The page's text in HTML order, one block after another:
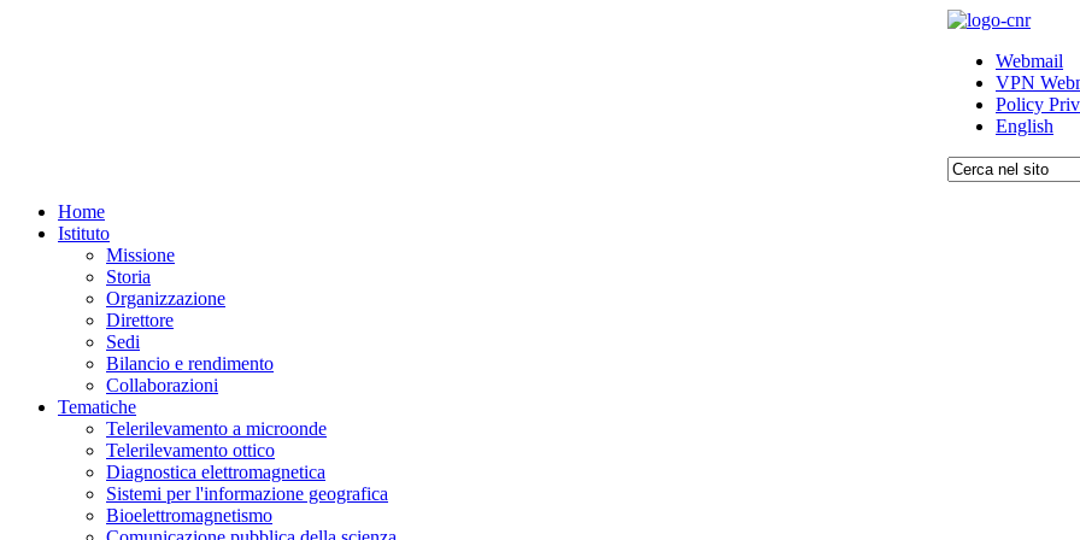
Webmail
VPN
Policy
English
Home
Istituto
Missione
Storia
Organizzazione
Direttore
Sedi
Bilancio e rendimento
Collaborazioni
Tematiche
Telerilevamento a microonde
Telerilevamento ottico
Diagnostica elettromagnetica
Sistemi per l'informazione geografica
Bioelettromagnetismo